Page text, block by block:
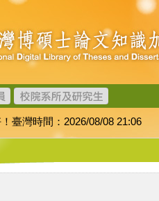
臺灣時間：2026/08/08 21:06